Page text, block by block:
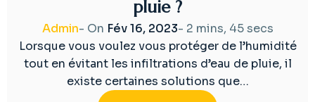
pluie ?
Admin- On Fév 16, 2023- 2 mins, 45 secs
Lorsque vous voulez vous protéger de l’humidité
tout en évitant les infiltrations d’eau de pluie, il
existe certaines solutions que…